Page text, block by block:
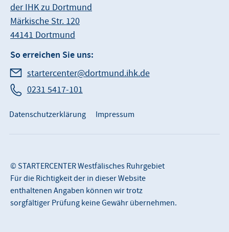
der IHK zu Dortmund
Märkische Str. 120
44141 Dortmund
So erreichen Sie uns:
startercenter@dortmund.ihk.de
0231 5417-101
© STARTERCENTER Westfälisches Ruhrgebiet
Für die Richtigkeit der in dieser Website
enthaltenen Angaben können wir trotz
sorgfältiger Prüfung keine Gewähr übernehmen.
Datenschutzerklärung Impressum